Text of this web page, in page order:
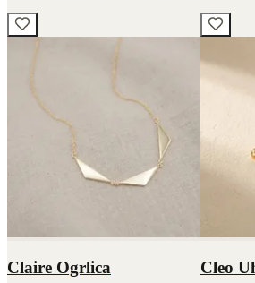
Claire Ogrlica Cleo